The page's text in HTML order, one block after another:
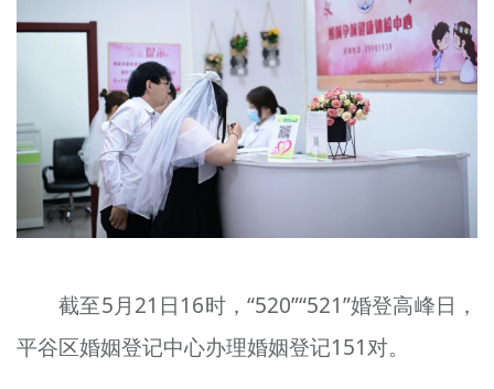
截至5月21日16时，“520”“521”婚登高峰日，
平谷区婚姻登记中心办理婚姻登记151对。